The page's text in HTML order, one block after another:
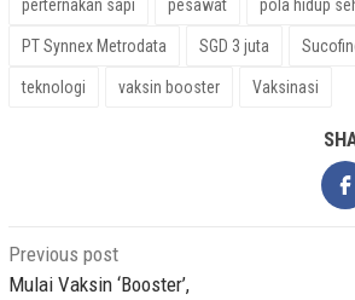
perternakan sapi pesawat pola hidup
PT Synnex Metrodata SGD 3 juta
teknologi vaksin booster Vaksinasi
Post
navigation
Previous post
Mulai Vaksin ‘Booster’,